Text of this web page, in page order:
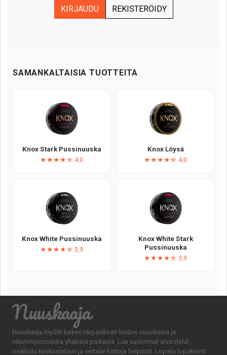
KIRJAUDU REKISTERÖIDY
SAMANKALTAISIA TUOTTEITA
Knox Stark Pussinuuska
★★★★☆ 4,0
Knox Löysä
★★★★☆ 4,0
Knox White Pussinuuska
★★★★☆ 3,9
Knox White Stark
Pussinuuska
★★★★☆ 3,9
Nuuskaaja
Nuuskaaja löydät kaiken tarpeellisen tiedon nuuskasta ja
nikotiinipusseista yhdestä paikasta. Lue uusimmat arvostelut,
osallistu keskusteluun ja vertaile hintoja helposti. Lopeta tupakointi